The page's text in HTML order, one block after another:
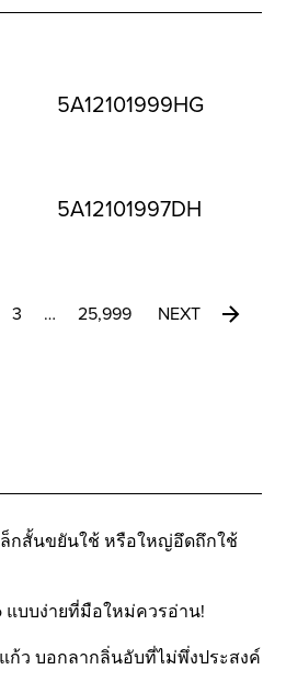
5A12101999HG
5A12101997DH
3 … 25,999 NEXT
กสั้นขยันใช้ หรือใหญ่อึดถึกใช้
แบบง่ายที่มือใหม่ควรอ่าน!
ก้ว บอกลากลิ่นอับที่ไม่พึ่งประสงค์